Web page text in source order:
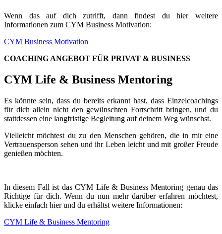
Wenn das auf dich zutrifft, dann findest du hier weitere
Informationen zum CYM Business Motivation:
CYM Business Motivation
COACHING ANGEBOT FÜR PRIVAT & BUSINESS
CYM Life & Business Mentoring
Es könnte sein, dass du bereits erkannt hast, dass Einzelcoachings
für dich allein nicht den gewünschten Fortschritt bringen, und du
stattdessen eine langfristige Begleitung auf deinem Weg wünschst.
Vielleicht möchtest du zu den Menschen gehören, die in mir eine
Vertrauensperson sehen und ihr Leben leicht und mit großer Freude
genießen möchten.
In diesem Fall ist das CYM Life & Business Mentoring genau das
Richtige für dich. Wenn du nun mehr darüber erfahren möchtest,
klicke einfach hier und du erhältst weitere Informationen:
CYM Life & Business Mentoring